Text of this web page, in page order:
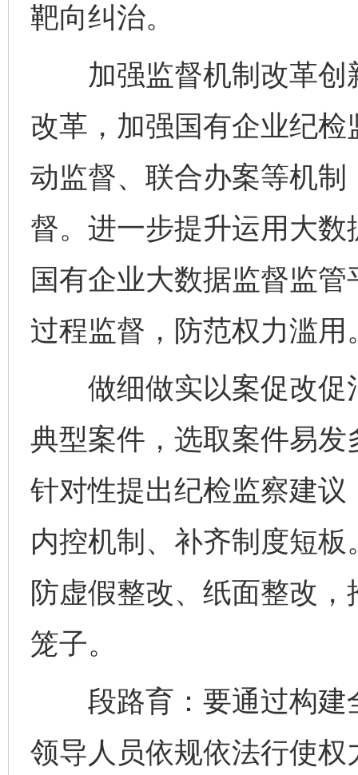
靶向纠治。
加强监督机制改革创
改革，加强国有企业纪检
动监督、联合办案等机
督。进一步提升运用大
国有企业大数据监督监
过程监督，防范权力滥用
做细做实以案促改促
典型案件，选取案件易
针对性提出纪检监察建
内控机制、补齐制度短板
防虚假整改、纸面整改
笼子。
段路育：要通过构建
领导人员依规依法行使权